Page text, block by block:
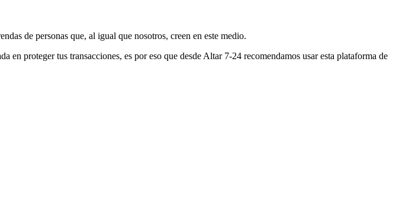
de personas que, al igual que nosotros, creen en este medio.
en proteger tus transacciones, es por eso que desde Altar 7-24 recomendamos usar esta plataforma de